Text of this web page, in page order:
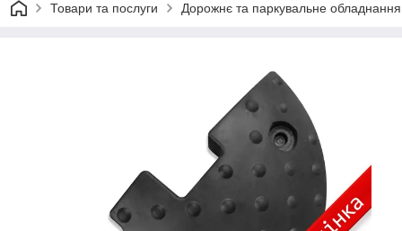
Товари та послуги Дорожнє та паркувальне обладнання